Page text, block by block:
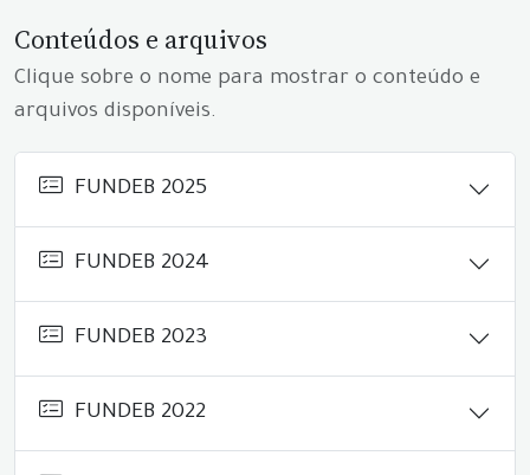
Conteúdos e arquivos
Clique sobre o nome para mostrar o conteúdo e
arquivos disponíveis.
FUNDEB 2025
FUNDEB 2024
FUNDEB 2023
FUNDEB 2022